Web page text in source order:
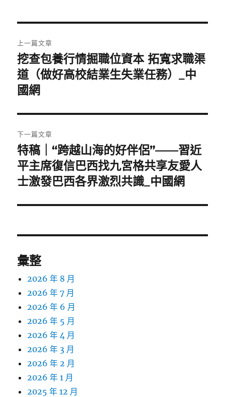
章
導
覽
上一篇文章
上
一
篇
章:
挖查包養行情掘職位資本 拓寬求職渠
道（做好高校結業生失業任務）_中
國網
下一篇文章
下
一
篇
章:
特稿｜“跨越山海的好伴侶”——習近
平主席復信巴西找九宮格共享友愛人
士激發巴西各界激烈共識_中國網
彙整
2026 年 8 月
2026 年 7 月
2026 年 6 月
2026 年 5 月
2026 年 4 月
2026 年 3 月
2026 年 2 月
2026 年 1 月
2025 年 12 月